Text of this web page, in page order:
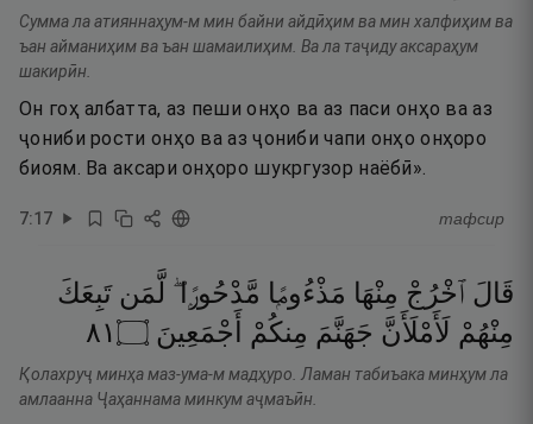
Сумма ла атияннаҳум-м мин байни айдӣҳим ва мин халфиҳим ва
ъан айманиҳим ва ъан шамаилиҳим. Ва ла таҷиду аксараҳум
шакирӣн.
Он гоҳ албатта, аз пеши онҳо ва аз паси онҳо ва аз
ҷониби рости онҳо ва аз ҷониби чапи онҳо онҳоро
биоям. Ва аксари онҳоро шукргузор наёбӣ».
7:17 тафсир
قَالَ ٱخْرُجْ مِنْهَا مَذْءُومًۭا مَّدْحُورًۭا ۖ لَّمَن تَبِعَكَ
مِنْهُمْ لَأَمْلَأَنَّ جَهَنَّمَ مِنكُمْ أَجْمَعِينَ ۝١٨
Қолахруҷ минҳа маз-ума-м мадҳуро. Ламан табиъака минҳум ла
амлаанна Ҷаҳаннама минкум аҷмаъӣн.